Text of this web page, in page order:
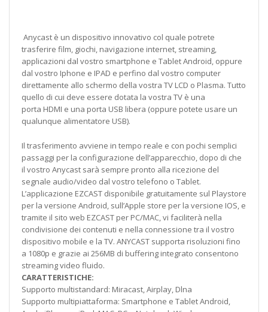
Anycast è un dispositivo innovativo col quale potrete
trasferire film, giochi, navigazione internet, streaming,
applicazioni dal vostro smartphone e Tablet Android, oppure
dal vostro Iphone e IPAD e perfino dal vostro computer
direttamente allo schermo della vostra TV LCD o Plasma. Tutto
quello di cui deve essere dotata la vostra TV è una
porta HDMI e una porta USB libera (oppure potete usare un
qualunque alimentatore USB).
Il trasferimento avviene in tempo reale e con pochi semplici
passaggi per la configurazione dell’apparecchio, dopo di che
il vostro Anycast sarà sempre pronto alla ricezione del
segnale audio/video dal vostro telefono o Tablet.
L’applicazione EZCAST disponibile gratuitamente sul Playstore
per la versione Android, sull’Apple store per la versione IOS, e
tramite il sito web EZCAST per PC/MAC, vi faciliterà nella
condivisione dei contenuti e nella connessione tra il vostro
dispositivo mobile e la TV. ANYCAST supporta risoluzioni fino
a 1080p e grazie ai 256MB di buffering integrato consentono
streaming video fluido.
CARATTERISTICHE:
Supporto multistandard: Miracast, Airplay, Dlna
Supporto multipiattaforma: Smartphone e Tablet Android,